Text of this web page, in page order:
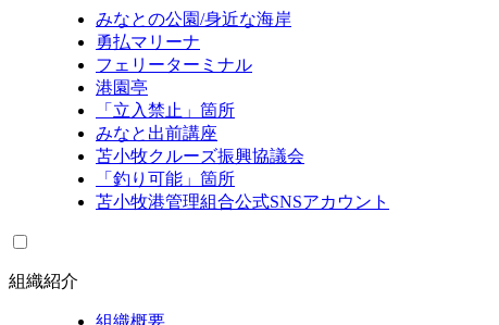
みなとの公園/身近な海岸
勇払マリーナ
フェリーターミナル
港園亭
「立入禁止」箇所
みなと出前講座
苫小牧クルーズ振興協議会
「釣り可能」箇所
苫小牧港管理組合公式SNSアカウント
組織紹介
組織概要